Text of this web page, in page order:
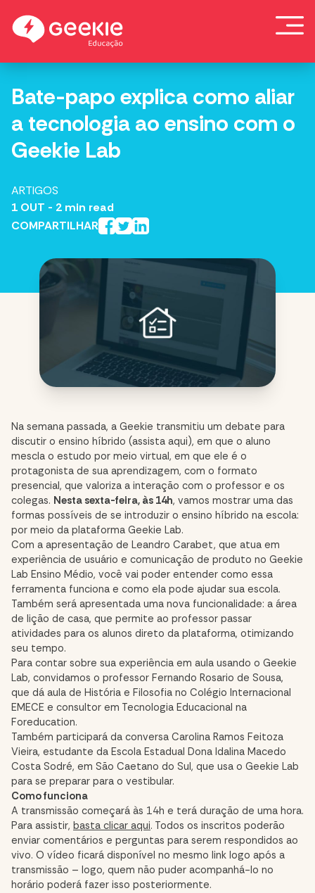
content
Bate-papo explica como aliar
a tecnologia ao ensino com o
Geekie Lab
ARTIGOS
1 OUT - 2 min read
COMPARTILHAR
Na semana passada, a Geekie transmitiu um debate para
discutir o ensino híbrido (assista aqui), em que o aluno
mescla o estudo por meio virtual, em que ele é o
protagonista de sua aprendizagem, com o formato
presencial, que valoriza a interação com o professor e os
colegas. Nesta sexta-feira, às 14h, vamos mostrar uma das
formas possíveis de se introduzir o ensino híbrido na escola:
por meio da plataforma Geekie Lab.
Com a apresentação de Leandro Carabet, que atua em
experiência de usuário e comunicação de produto no Geekie
Lab Ensino Médio, você vai poder entender como essa
ferramenta funciona e como ela pode ajudar sua escola.
Também será apresentada uma nova funcionalidade: a área
de lição de casa, que permite ao professor passar
atividades para os alunos direto da plataforma, otimizando
seu tempo.
Para contar sobre sua experiência em aula usando o Geekie
Lab, convidamos o professor Fernando Rosario de Sousa,
que dá aula de História e Filosofia no Colégio Internacional
EMECE e consultor em Tecnologia Educacional na
Foreducation.
Também participará da conversa Carolina Ramos Feitoza
Vieira, estudante da Escola Estadual Dona Idalina Macedo
Costa Sodré, em São Caetano do Sul, que usa o Geekie Lab
para se preparar para o vestibular.
Como funciona
A transmissão começará às 14h e terá duração de uma hora.
Para assistir, basta clicar aqui. Todos os inscritos poderão
enviar comentários e perguntas para serem respondidos ao
vivo. O vídeo ficará disponível no mesmo link logo após a
transmissão – logo, quem não puder acompanhá-lo no
horário poderá fazer isso posteriormente.